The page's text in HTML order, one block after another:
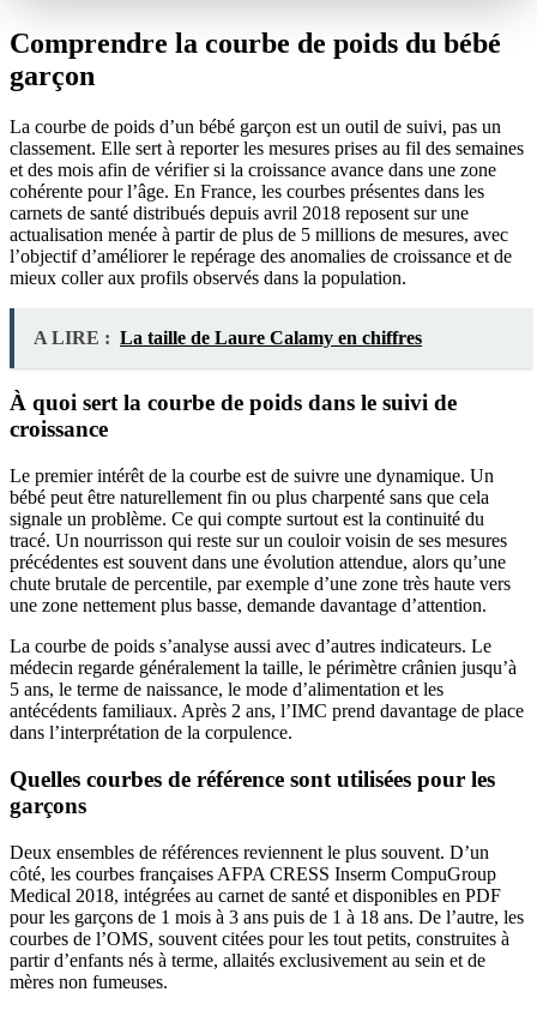
Comprendre la courbe de poids du bébé
garçon
La courbe de poids d’un bébé garçon est un outil de suivi, pas un
classement. Elle sert à reporter les mesures prises au fil des semaines
et des mois afin de vérifier si la croissance avance dans une zone
cohérente pour l’âge. En France, les courbes présentes dans les
carnets de santé distribués depuis avril 2018 reposent sur une
actualisation menée à partir de plus de 5 millions de mesures, avec
l’objectif d’améliorer le repérage des anomalies de croissance et de
mieux coller aux profils observés dans la population.
A LIRE : La taille de Laure Calamy en chiffres
À quoi sert la courbe de poids dans le suivi de
croissance
Le premier intérêt de la courbe est de suivre une dynamique. Un
bébé peut être naturellement fin ou plus charpenté sans que cela
signale un problème. Ce qui compte surtout est la continuité du
tracé. Un nourrisson qui reste sur un couloir voisin de ses mesures
précédentes est souvent dans une évolution attendue, alors qu’une
chute brutale de percentile, par exemple d’une zone très haute vers
une zone nettement plus basse, demande davantage d’attention.
La courbe de poids s’analyse aussi avec d’autres indicateurs. Le
médecin regarde généralement la taille, le périmètre crânien jusqu’à
5 ans, le terme de naissance, le mode d’alimentation et les
antécédents familiaux. Après 2 ans, l’IMC prend davantage de place
dans l’interprétation de la corpulence.
Quelles courbes de référence sont utilisées pour les
garçons
Deux ensembles de références reviennent le plus souvent. D’un
côté, les courbes françaises AFPA CRESS Inserm CompuGroup
Medical 2018, intégrées au carnet de santé et disponibles en PDF
pour les garçons de 1 mois à 3 ans puis de 1 à 18 ans. De l’autre, les
courbes de l’OMS, souvent citées pour les tout petits, construites à
partir d’enfants nés à terme, allaités exclusivement au sein et de
mères non fumeuses.